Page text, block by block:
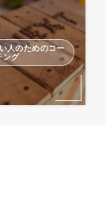
人のためのコー
ング